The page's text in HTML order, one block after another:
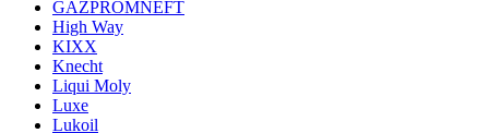
GAZPROMNEFT
High Way
KIXX
Knecht
Liqui Moly
Luxe
Lukoil